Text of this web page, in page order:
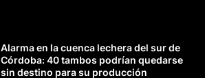
Alarma en la cuenca lechera del sur de
Córdoba: 40 tambos podrían quedarse
sin destino para su producción